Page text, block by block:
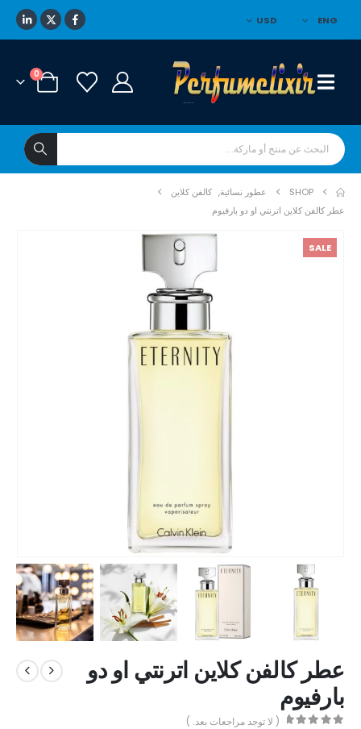
ENG
USD
0
SHOP عطور نسائية, كالفن كلاين
عطر كالفن كلاين اترنتي او دو بارفيوم
SALE
عطر كالفن كلاين اترنتي او دو
بارفيوم
( لا توجد مراجعات بعد. )